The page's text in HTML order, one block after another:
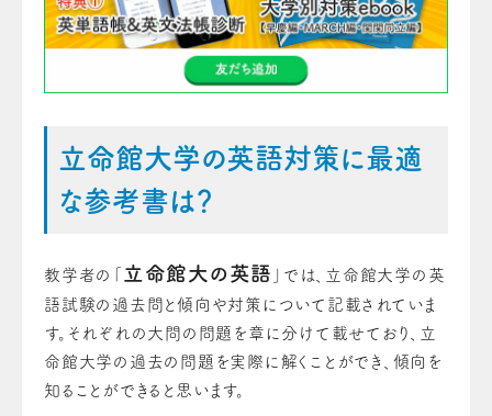
立命館大学の英語対策に最適
な参考書は？
教学者の「 立命館大の英語
」では、立命館大学の英
語試験の過去問と傾向や対策について記載されていま
す。それぞれの大問の問題を章に分けて載せており、立
命館大学の過去の問題を実際に解くことができ、傾向を
知ることができると思います。